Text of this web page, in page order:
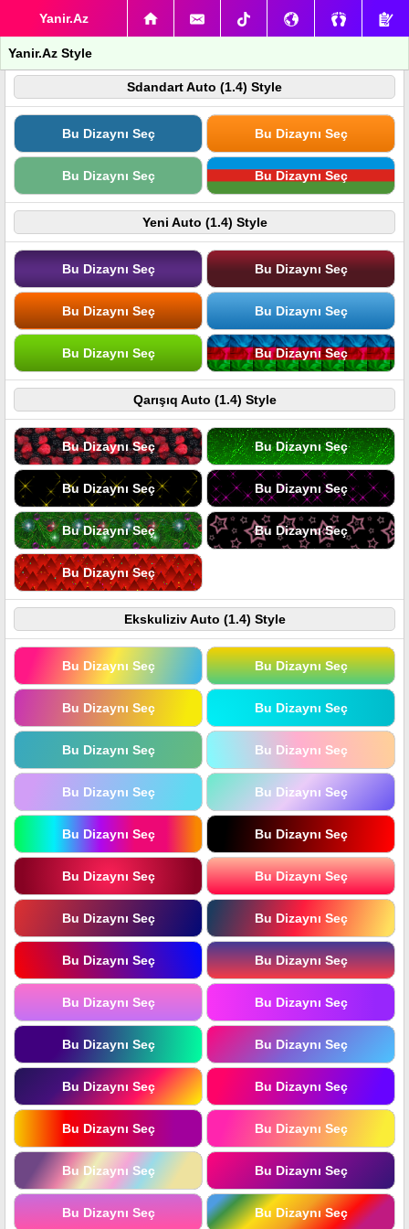
Yanir.Az
Yanir.Az Style
Sdandart Auto (1.4) Style
Bu Dizaynı Seç Bu Dizaynı Seç
Bu Dizaynı Seç Bu Dizaynı Seç
Yeni Auto (1.4) Style
Bu Dizaynı Seç Bu Dizaynı Seç
Bu Dizaynı Seç Bu Dizaynı Seç
Bu Dizaynı Seç Bu Dizaynı Seç
Qarışıq Auto (1.4) Style
Bu Dizaynı Seç Bu Dizaynı Seç
Bu Dizaynı Seç Bu Dizaynı Seç
Bu Dizaynı Seç Bu Dizaynı Seç
Bu Dizaynı Seç
Ekskuliziv Auto (1.4) Style
Bu Dizaynı Seç Bu Dizaynı Seç
Bu Dizaynı Seç Bu Dizaynı Seç
Bu Dizaynı Seç Bu Dizaynı Seç
Bu Dizaynı Seç Bu Dizaynı Seç
Bu Dizaynı Seç Bu Dizaynı Seç
Bu Dizaynı Seç Bu Dizaynı Seç
Bu Dizaynı Seç Bu Dizaynı Seç
Bu Dizaynı Seç Bu Dizaynı Seç
Bu Dizaynı Seç Bu Dizaynı Seç
Bu Dizaynı Seç Bu Dizaynı Seç
Bu Dizaynı Seç Bu Dizaynı Seç
Bu Dizaynı Seç Bu Dizaynı Seç
Bu Dizaynı Seç Bu Dizaynı Seç
Bu Dizaynı Seç Bu Dizaynı Seç